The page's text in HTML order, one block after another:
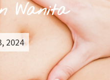
Wanita
2024